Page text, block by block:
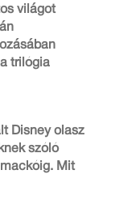
világot
trilógia
Disney olasz
szóló
Mit